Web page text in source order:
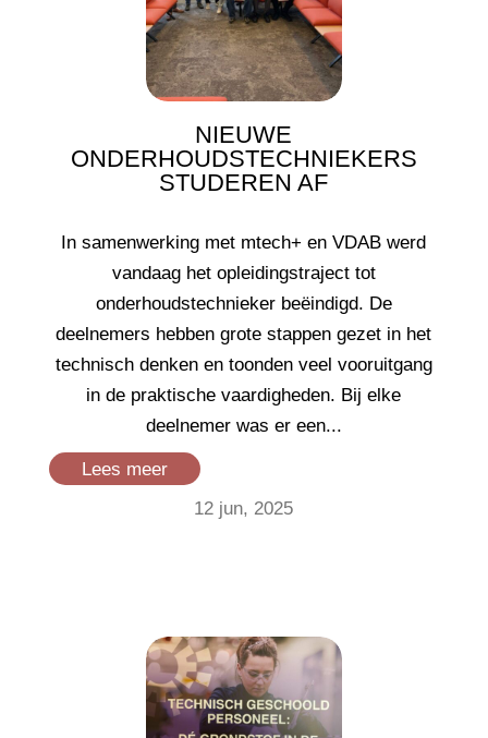
NIEUWE
ONDERHOUDSTECHNIEKERS
STUDEREN AF
12 jun, 2025
In samenwerking met mtech+ en VDAB werd
vandaag het opleidingstraject tot
onderhoudstechnieker beëindigd. De
deelnemers hebben grote stappen gezet in het
technisch denken en toonden veel vooruitgang
in de praktische vaardigheden. Bij elke
deelnemer was er een...
Lees meer